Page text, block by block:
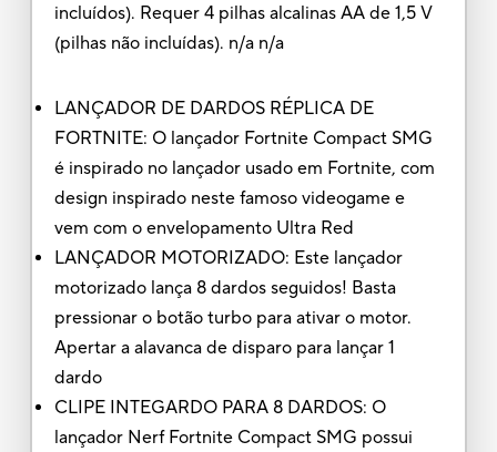
incluídos). Requer 4 pilhas alcalinas AA de 1,5 V
(pilhas não incluídas). n/a n/a
LANÇADOR DE DARDOS RÉPLICA DE
FORTNITE: O lançador Fortnite Compact SMG
é inspirado no lançador usado em Fortnite, com
design inspirado neste famoso videogame e
vem com o envelopamento Ultra Red
LANÇADOR MOTORIZADO: Este lançador
motorizado lança 8 dardos seguidos! Basta
pressionar o botão turbo para ativar o motor.
Apertar a alavanca de disparo para lançar 1
dardo
CLIPE INTEGARDO PARA 8 DARDOS: O
lançador Nerf Fortnite Compact SMG possui